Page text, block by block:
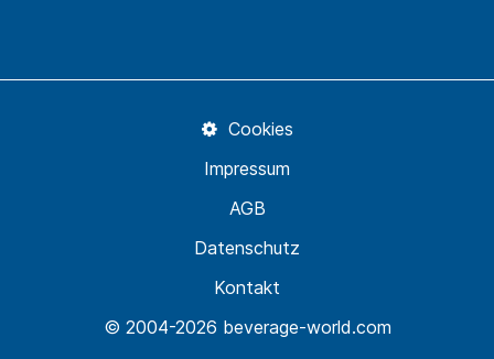
© 2004-2026 beverage-world.com
Kontakt
Datenschutz
AGB
Impressum
Cookies